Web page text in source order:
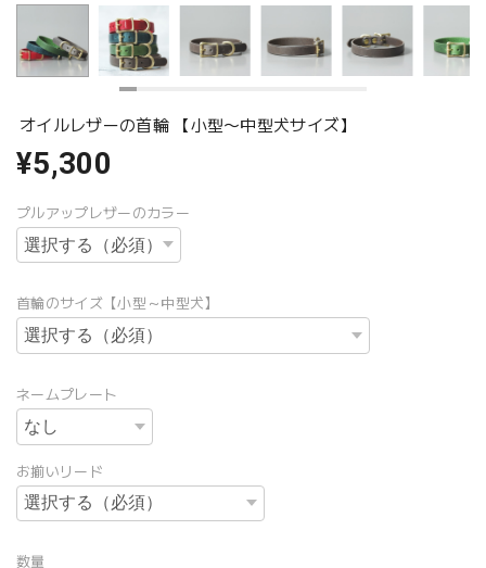
オイルレザーの首輪 【小型〜中型犬サイズ】
¥5,300
プルアップレザーのカラー
首輪のサイズ【小型～中型犬】
ネームプレート
お揃いリード
数量